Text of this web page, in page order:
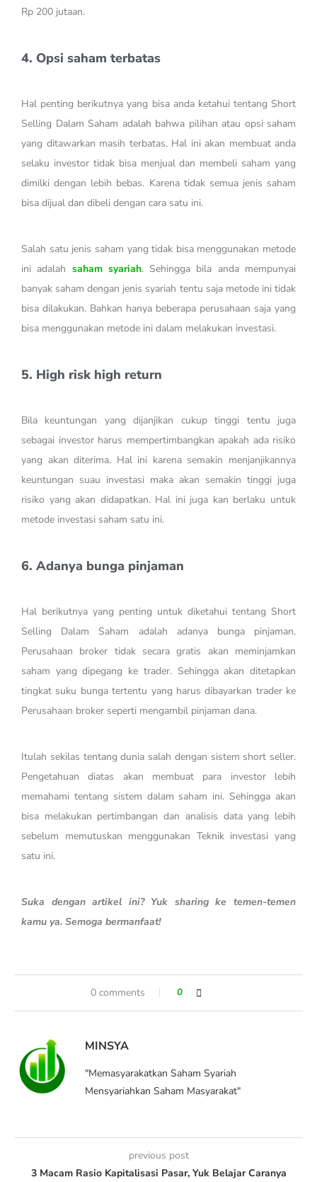
Rp 200 jutaan.
4. Opsi saham terbatas
Hal penting berikutnya yang bisa anda ketahui tentang Short
Selling Dalam Saham adalah bahwa pilihan atau opsi saham
yang ditawarkan masih terbatas. Hal ini akan membuat anda
selaku investor tidak bisa menjual dan membeli saham yang
dimilki dengan lebih bebas. Karena tidak semua jenis saham
bisa dijual dan dibeli dengan cara satu ini.
Salah satu jenis saham yang tidak bisa menggunakan metode
ini adalah saham syariah. Sehingga bila anda mempunyai
banyak saham dengan jenis syariah tentu saja metode ini tidak
bisa dilakukan. Bahkan hanya beberapa perusahaan saja yang
bisa menggunakan metode ini dalam melakukan investasi.
5. High risk high return
Bila keuntungan yang dijanjikan cukup tinggi tentu juga
sebagai investor harus mempertimbangkan apakah ada risiko
yang akan diterima. Hal ini karena semakin menjanjikannya
keuntungan suau investasi maka akan semakin tinggi juga
risiko yang akan didapatkan. Hal ini juga kan berlaku untuk
metode investasi saham satu ini.
6. Adanya bunga pinjaman
Hal berikutnya yang penting untuk diketahui tentang Short
Selling Dalam Saham adalah adanya bunga pinjaman.
Perusahaan broker tidak secara gratis akan meminjamkan
saham yang dipegang ke trader. Sehingga akan ditetapkan
tingkat suku bunga tertentu yang harus dibayarkan trader ke
Perusahaan broker seperti mengambil pinjaman dana.
Itulah sekilas tentang dunia salah dengan sistem short seller.
Pengetahuan diatas akan membuat para investor lebih
memahami tentang sistem dalam saham ini. Sehingga akan
bisa melakukan pertimbangan dan analisis data yang lebih
sebelum memutuskan menggunakan Teknik investasi yang
satu ini.
Suka dengan artikel ini? Yuk sharing ke temen-temen
kamu ya. Semoga bermanfaat!
0 comments 0
MINSYA
"Memasyarakatkan Saham Syariah
Mensyariahkan Saham Masyarakat"
previous post
3 Macam Rasio Kapitalisasi Pasar, Yuk Belajar Caranya